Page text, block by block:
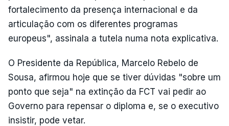
fortalecimento da presença internacional e da
articulação com os diferentes programas
europeus", assinala a tutela numa nota explicativa.
O Presidente da República, Marcelo Rebelo de
Sousa, afirmou hoje que se tiver dúvidas "sobre um
ponto que seja" na extinção da FCT vai pedir ao
Governo para repensar o diploma e, se o executivo
insistir, pode vetar.